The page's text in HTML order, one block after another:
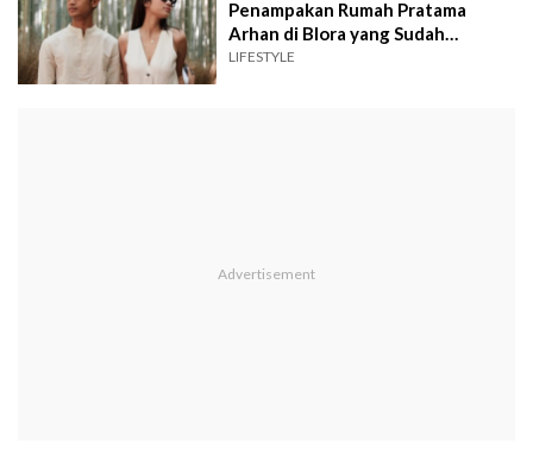
Penampakan Rumah Pratama
Arhan di Blora yang Sudah
Direnovasi
LIFESTYLE